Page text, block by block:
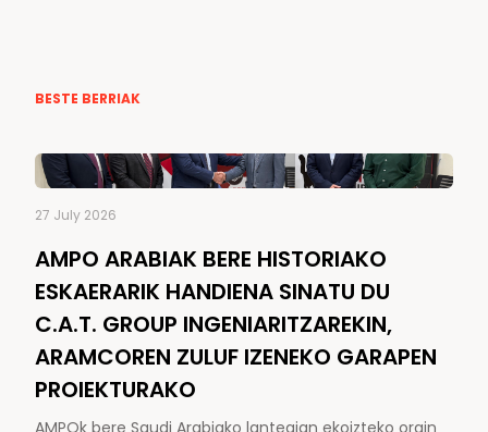
BESTE BERRIAK
27 July 2026
AMPO ARABIAK BERE HISTORIAKO
ESKAERARIK HANDIENA SINATU DU
C.A.T. GROUP INGENIARITZAREKIN,
ARAMCOREN ZULUF IZENEKO GARAPEN
PROIEKTURAKO
AMPOk bere Saudi Arabiako lantegian ekoizteko orain